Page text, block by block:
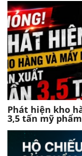
Phát hiện kho
3,5 tấn mỹ